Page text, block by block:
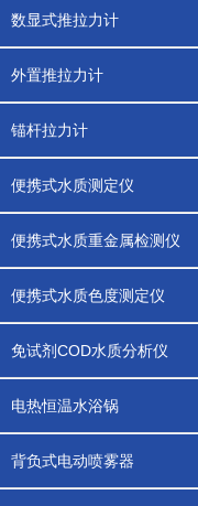
数显式推拉力计
外置推拉力计
锚杆拉力计
便携式水质测定仪
便携式水质重金属检测仪
便携式水质色度测定仪
免试剂COD水质分析仪
电热恒温水浴锅
背负式电动喷雾器